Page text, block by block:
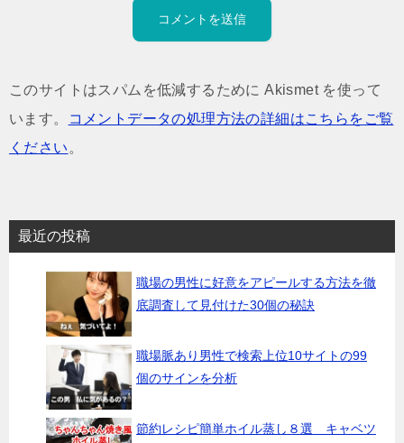
このサイトはスパムを低減するために Akismet を使って
います。
コメントデータの処理方法の詳細はこちらをご覧
ください 。
最近の投稿
職場の男性に好意をアピールする方法を徹
底調査して見付けた30個の秘訣
職場脈あり男性で検索上位10サイトの99
個のサインを分析
節約レシピ簡単ホイル蒸し８選 キャベツ